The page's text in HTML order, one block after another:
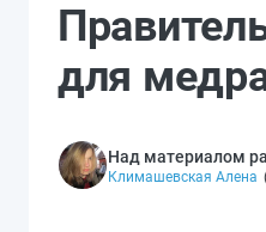
14:21
На оплату
для
Над материалом
Климашевская Алена